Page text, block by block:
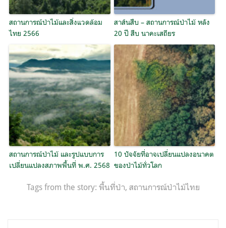
สถานการณ์ป่าไม้และสิ่งแวดล้อม
ไทย 2566
สาส์นสืบ – สถานการณ์ป่าไม้ หลัง
20 ปี สืบ นาคะเสถียร
สถานการณ์ป่าไม้ และรูปแบบการ
เปลี่ยนแปลงสภาพพื้นที่ พ.ศ. 2568
10 ปัจจัยที่อาจเปลี่ยนแปลงอนาคต
ของป่าไม้ทั่วโลก
Tags from the story: พื้นที่ป่า, สถานการณ์ป่าไม้ไทย